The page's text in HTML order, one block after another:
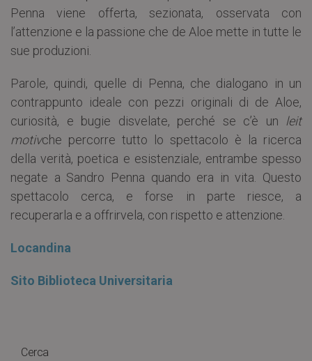
Penna viene offerta, sezionata, osservata con
l’attenzione e la passione che de Aloe mette in tutte le
sue produzioni.
Parole, quindi, quelle di Penna, che dialogano in un
contrappunto ideale con pezzi originali di de Aloe,
curiosità, e bugie disvelate, perché se c’è un leit
motivche percorre tutto lo spettacolo è la ricerca
della verità, poetica e esistenziale, entrambe spesso
negate a Sandro Penna quando era in vita. Questo
spettacolo cerca, e forse in parte riesce, a
recuperarla e a offrirvela, con rispetto e attenzione.
Locandina
Sito Biblioteca Universitaria
Cerca